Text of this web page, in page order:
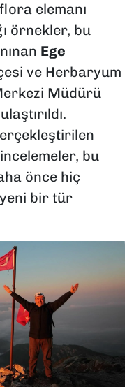
elemanı
örnekler, bu
Ege
ve Herbaryum
Müdürü
bu
önce hiç
yeni bir tür